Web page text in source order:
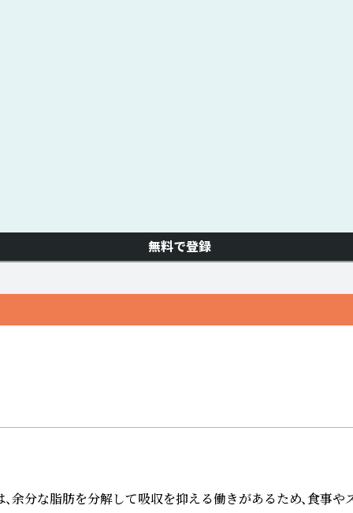
無料で登録
分な脂肪を分解して吸収を抑える働きがあるため、食事や